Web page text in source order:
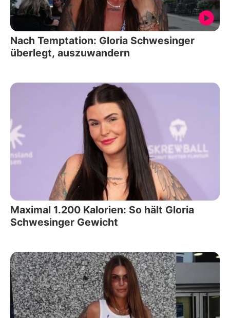
Nach Temptation: Gloria Schwesinger
überlegt, auszuwandern
Maximal 1.200 Kalorien: So hält Gloria
Schwesinger Gewicht